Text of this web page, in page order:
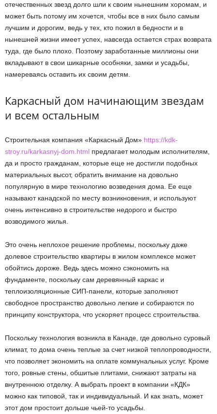
отечественных звезд долго шли к своим нынешним хоромам, и
может быть потому им хочется, чтобы все в них было самым
лучшим и дорогим, ведь у тех, кто пожил в бедности и в
нынешней жизни имеет успех, навсегда остается страх возврата
туда, где было плохо. Поэтому заработанные миллионы они
вкладывают в свои шикарные особняки, замки и усадьбы,
намереваясь оставить их своим детям.
Каркасный дом начинающим звездам
и всем остальным
Строительная компания «Каркасный Дом» https://kdk-
stroy.ru/karkasnyj-dom.html предлагает молодым исполнителям,
да и просто гражданам, которые еще не достигли подобных
материальных высот, обратить внимание на довольно
популярную в мире технологию возведения дома. Ее еще
называют канадской по месту возникновения, и используют
очень интенсивно в строительстве недорого и быстро
возводимого жилья.
Это очень неплохое решение проблемы, поскольку даже
долевое строительство квартиры в жилом комплексе может
обойтись дороже. Ведь здесь можно сэкономить на
фундаменте, поскольку сам деревянный каркас и
теплоизоляционные СИП-панели, которые заполняют
свободное пространство довольно легкие и собираются по
принципу конструктора, что ускоряет процесс строительства.
Поскольку технология возникла в Канаде, где довольно суровый
климат, то дома очень теплые за счет низкой теплопроводности,
что позволяет экономить на оплате коммунальных услуг. Кроме
того, ровные стены, обшитые плитами, снижают затраты на
внутреннюю отделку. А выбрать проект в компании «КДК»
можно как типовой, так и индивидуальный. И как знать, может
этот дом простоит дольше чьей-то усадьбы.